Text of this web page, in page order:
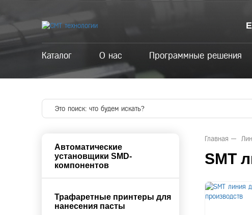
Каталог О нас Программные решения
Автоматические
установщики SMD-
компонентов
Трафаретные принтеры для
нанесения пасты
Главная
SMT